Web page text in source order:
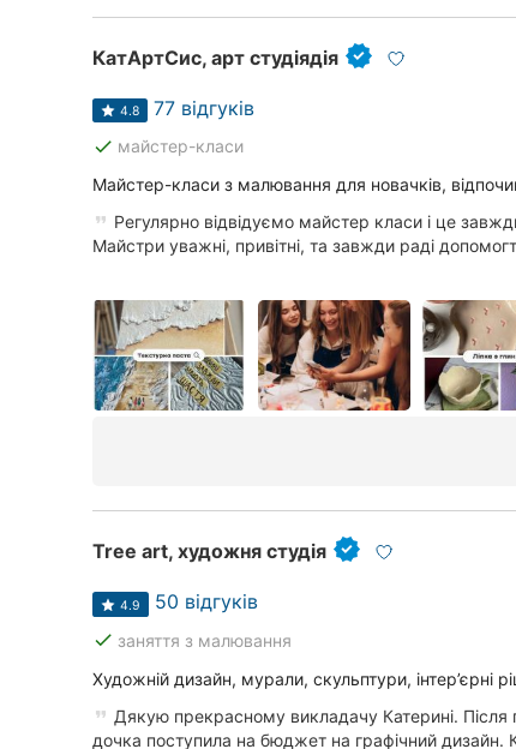
КатАртСис, арт студіядія
4.8 77 відгуків
done майстер-класи
Майстер-класи з малювання для новачків,
Регулярно відвідуємо майстер класи і це
Майстри уважні, привітні, та завжди раді
Tree art, художня студія
4.9 50 відгуків
done заняття з малювання
Художній дизайн, мурали, скульптури, інтер’єрні
Дякую прекрасному викладачу Катерині. Після
дочка поступила на бюджет на графічний дизайн.